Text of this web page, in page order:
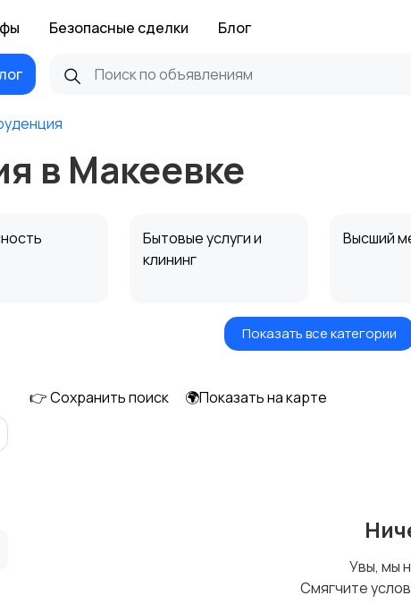
Безопасные сделки Блог
в Макеевке
Бытовые услуги и
клининг
Высший
Информационные
Искусство
и
Показать все категории
👉 Сохранить поиск 🌍Показать на карте
Увы, мы
Смягчите